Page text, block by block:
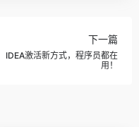
下一篇
IDEA激活新方式，程序员都在
用！